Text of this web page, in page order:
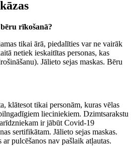
rīkošanā?
tikai ārā, piedalīties var ne vairāk
netiek ieskaitītas personas, kas
Jālieto sejas maskas. Bēru
klātesot tikai personām, kuras vēlas
lieciniekiem. Dzimtsarakstu
ir jābūt Covid-19
sertifikātam. Jālieto sejas maskas.
pulcēšanos nav pašlaik atļautas.